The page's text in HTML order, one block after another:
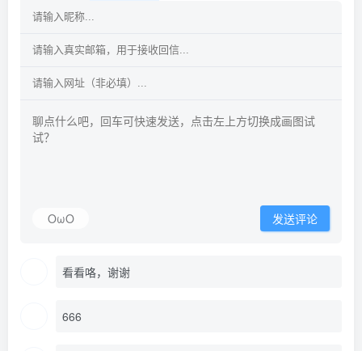
OωO 发送评论
看看咯，谢谢
666